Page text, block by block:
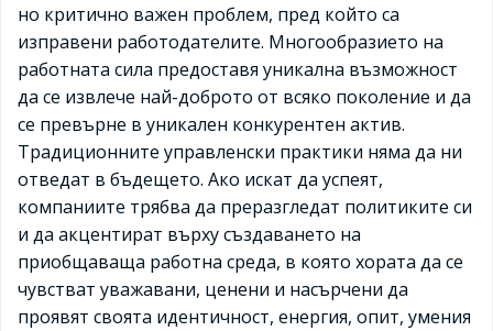
но критично важен проблем, пред който са
изправени работодателите. Многообразието на
работната сила предоставя уникална възможност
да се извлече най-доброто от всяко поколение и да
се превърне в уникален конкурентен актив.
Традиционните управленски практики няма да ни
отведат в бъдещето. Ако искат да успеят,
компаниите трябва да преразгледат политиките си
и да акцентират върху създаването на
приобщаваща работна среда, в която хората да се
чувстват уважавани, ценени и насърчени да
проявят своята идентичност, енергия, опит, умения